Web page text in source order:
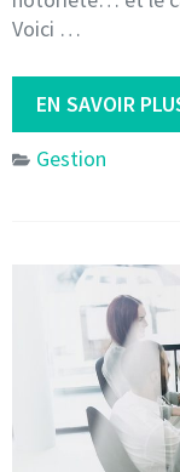
Voici …
EN SAVOIR
Gestion